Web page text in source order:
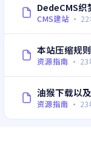
DedeCMS
CMS建站 ·
本站压缩规
资源指南 · 23
油猴下载以
资源指南 · 23